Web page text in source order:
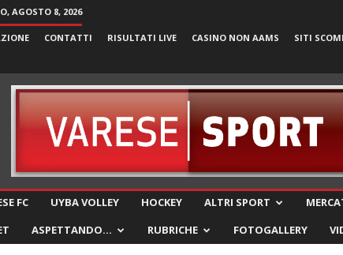
AGOSTO 8, 2026
CONTATTI RISULTATI LIVE CASINO NON AAMS SITI
FC UYBA VOLLEY HOCKEY ALTRI SPORT
ASPETTANDO… RUBRICHE FOTOGALLERY